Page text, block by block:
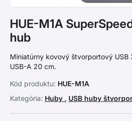
HUE-M1A
hub
Miniatúrny kovový štvorportový USB
USB-A 20 cm.
Kód produktu: HUE-M1A
Kategória: Huby , USB huby